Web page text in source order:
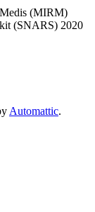
Medis (MIRM)
(SNARS) 2020
Automattic.